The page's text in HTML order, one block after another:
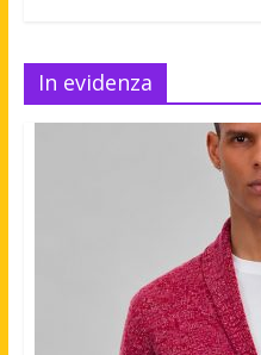
In evidenza